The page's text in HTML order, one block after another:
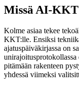
Missä AI-KKT
Kolme asiaa tekee
KKT:lle. Ensiksi
ajatuspäiväkirjassa on
pitämään rakenteen
yhdessä viimeksi